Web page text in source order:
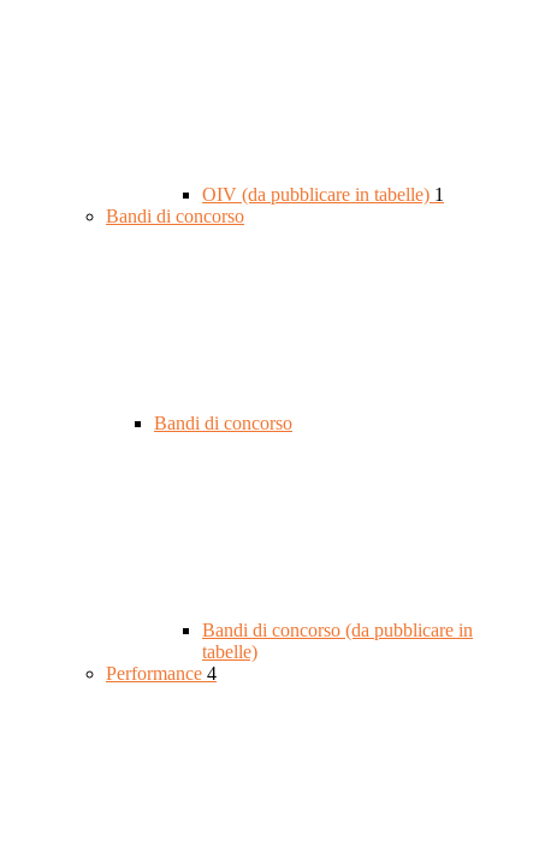
OIV (da pubblicare in tabelle) 1
Bandi di concorso
Bandi di concorso
Bandi di concorso (da pubblicare in
tabelle)
Performance 4